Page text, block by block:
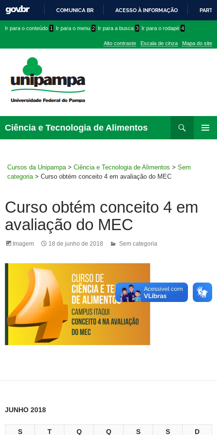
PARA
CONTEÚDO
COMUNICA BR ACESSO À INFORMAÇÃO
conteúdo
menu
superior
menu
Ir para o conteúdo 1 Ir para o menu 2 Ir para a busca 3 Ir para o rodapé 4
Alto contraste Escala de cinza Mapa do site
Ciência e Tecnologia de Alimentos
Cursos da Unipampa > Ciência e Tecnologia de Alimentos > Sem
categoria > Curso obtém conceito 4 em avaliação do MEC
Curso obtém conceito 4 em
avaliação do MEC
Imagem 18 de junho de 2018 Sem categoria
JUNHO 2018
S T Q Q S S D